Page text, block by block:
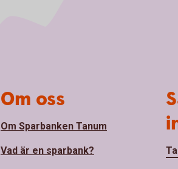
Om oss
Om Sparbanken Tanum
Vad är en sparbank?